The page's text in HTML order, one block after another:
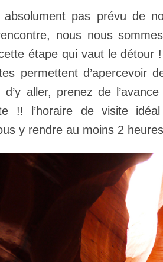
absolument pas prévu de
nous nous
étape qui vaut le détour
permettent d’apercevoir
d’y aller, prenez de
!! l’horaire de visite
y rendre au moins 2